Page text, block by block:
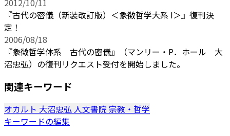
『古代の密儀（新装改訂版）＜象徴哲学大系 I＞』復刊決
定！
2006/08/18
『象徴哲学体系 古代の密儀』（マンリー・P．ホール 大
沼忠弘）の復刊リクエスト受付を開始しました。
関連キーワード
オカルト 大沼忠弘 人文書院 宗教・哲学
キーワードの編集